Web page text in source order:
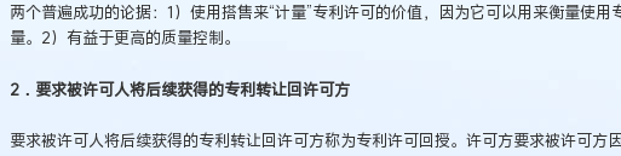
著名知识产权律师徐新明接受《中国经营
徐新明律师经典案例：刘某与西安某生
两个普遍成功的论据：1）使用搭售来“计量”专利许可的价值，因为它可以用来衡量使用
量。2）有益于更高的质量控制。
2．要求被许可人将后续获得的专利转让回许可方
要求被许可人将后续获得的专利转让回许可方称为专利许可回授。许可方要求被许可方